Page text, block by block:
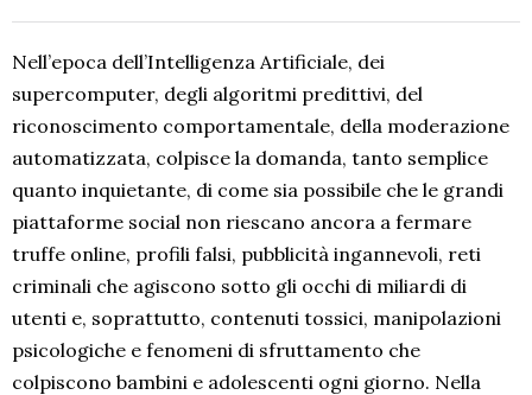
Nell’epoca dell’Intelligenza Artificiale, dei
supercomputer, degli algoritmi predittivi, del
riconoscimento comportamentale, della moderazione
automatizzata, colpisce la domanda, tanto semplice
quanto inquietante, di come sia possibile che le grandi
piattaforme social non riescano ancora a fermare
truffe online, profili falsi, pubblicità ingannevoli, reti
criminali che agiscono sotto gli occhi di miliardi di
utenti e, soprattutto, contenuti tossici, manipolazioni
psicologiche e fenomeni di sfruttamento che
colpiscono bambini e adolescenti ogni giorno. Nella